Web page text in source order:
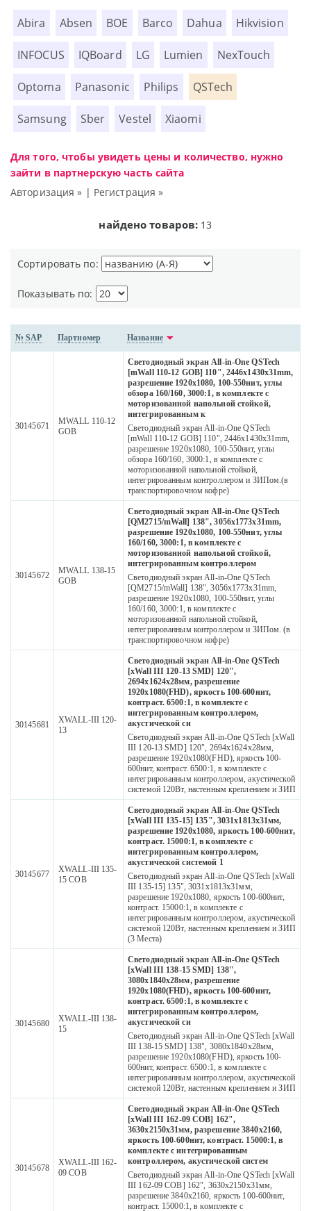
Abira Absen BOE Barco Dahua Hikvision
INFOCUS IQBoard LG Lumien NexTouch
Optoma Panasonic Philips QSTech
Samsung Sber Vestel Xiaomi
Для того, чтобы увидеть цены и количество, нужно
зайти в партнерскую часть сайта
Авторизация » | Регистрация »
найдено товаров: 13
Сортировать по:
Показывать по:
№ SAP Партномер Название
30145671
MWALL 110-12
GOB
Светодиодный экран All-in-One QSTech
[mWall 110-12 GOB] 110", 2446x1430x31mm,
разрешение 1920х1080, 100-550нит, углы
обзора 160/160, 3000:1, в комплекте с
моторизованной напольной стойкой,
интегрированным к
Светодиодный экран All-in-One QSTech
[mWall 110-12 GOB] 110", 2446x1430x31mm,
разрешение 1920х1080, 100-550нит, углы
обзора 160/160, 3000:1, в комплекте с
моторизованной напольной стойкой,
интегрированным контроллером и ЗИПом.(в
транспортировочном кофре)
30145672
MWALL 138-15
GOB
Светодиодный экран All-in-One QSTech
[QM2715/mWall] 138", 3056х1773x31mm,
разрешение 1920х1080, 100-550нит, углы
160/160, 3000:1, в комплекте с
моторизованной напольной стойкой,
интегрированным контроллером
Светодиодный экран All-in-One QSTech
[QM2715/mWall] 138", 3056х1773x31mm,
разрешение 1920х1080, 100-550нит, углы
160/160, 3000:1, в комплекте с
моторизованной напольной стойкой,
интегрированным контроллером и ЗИПом. (в
транспортировочном кофре)
30145681
XWALL-III 120-
13
Светодиодный экран All-in-One QSTech
[xWall III 120-13 SMD] 120",
2694х1624х28мм, разрешение
1920x1080(FHD), яркость 100-600нит,
контраст. 6500:1, в комплекте с
интегрированным контроллером,
акустической си
Светодиодный экран All-in-One QSTech [xWall
III 120-13 SMD] 120", 2694х1624х28мм,
разрешение 1920x1080(FHD), яркость 100-
600нит, контраст. 6500:1, в комплекте с
интегрированным контроллером, акустической
системой 120Вт, настенным креплением и ЗИП
30145677
XWALL-III 135-
15 COB
Светодиодный экран All-in-One QSTech
[xWall III 135-15] 135", 3031х1813х31мм,
разрешение 1920x1080, яркость 100-600нит,
контраст. 15000:1, в комплекте с
интегрированным контроллером,
акустической системой 1
Светодиодный экран All-in-One QSTech [xWall
III 135-15] 135", 3031х1813х31мм,
разрешение 1920x1080, яркость 100-600нит,
контраст. 15000:1, в комплекте с
интегрированным контроллером, акустической
системой 120Вт, настенным креплением и ЗИП
(3 Места)
30145680
XWALL-III 138-
15
Светодиодный экран All-in-One QSTech
[xWall III 138-15 SMD] 138",
3080х1840х28мм, разрешение
1920x1080(FHD), яркость 100-600нит,
контраст. 6500:1, в комплекте с
интегрированным контроллером,
акустической си
Светодиодный экран All-in-One QSTech [xWall
III 138-15 SMD] 138", 3080х1840х28мм,
разрешение 1920x1080(FHD), яркость 100-
600нит, контраст. 6500:1, в комплекте с
интегрированным контроллером, акустической
системой 120Вт, настенным креплением и ЗИП
30145678
XWALL-III 162-
09 COB
Светодиодный экран All-in-One QSTech
[xWall III 162-09 COB] 162",
3630х2150х31мм, разрешение 3840x2160,
яркость 100-600нит, контраст. 15000:1, в
комплекте с интегрированным
контроллером, акустической систем
Светодиодный экран All-in-One QSTech [xWall
III 162-09 COB] 162", 3630х2150х31мм,
разрешение 3840x2160, яркость 100-600нит,
контраст. 15000:1, в комплекте с